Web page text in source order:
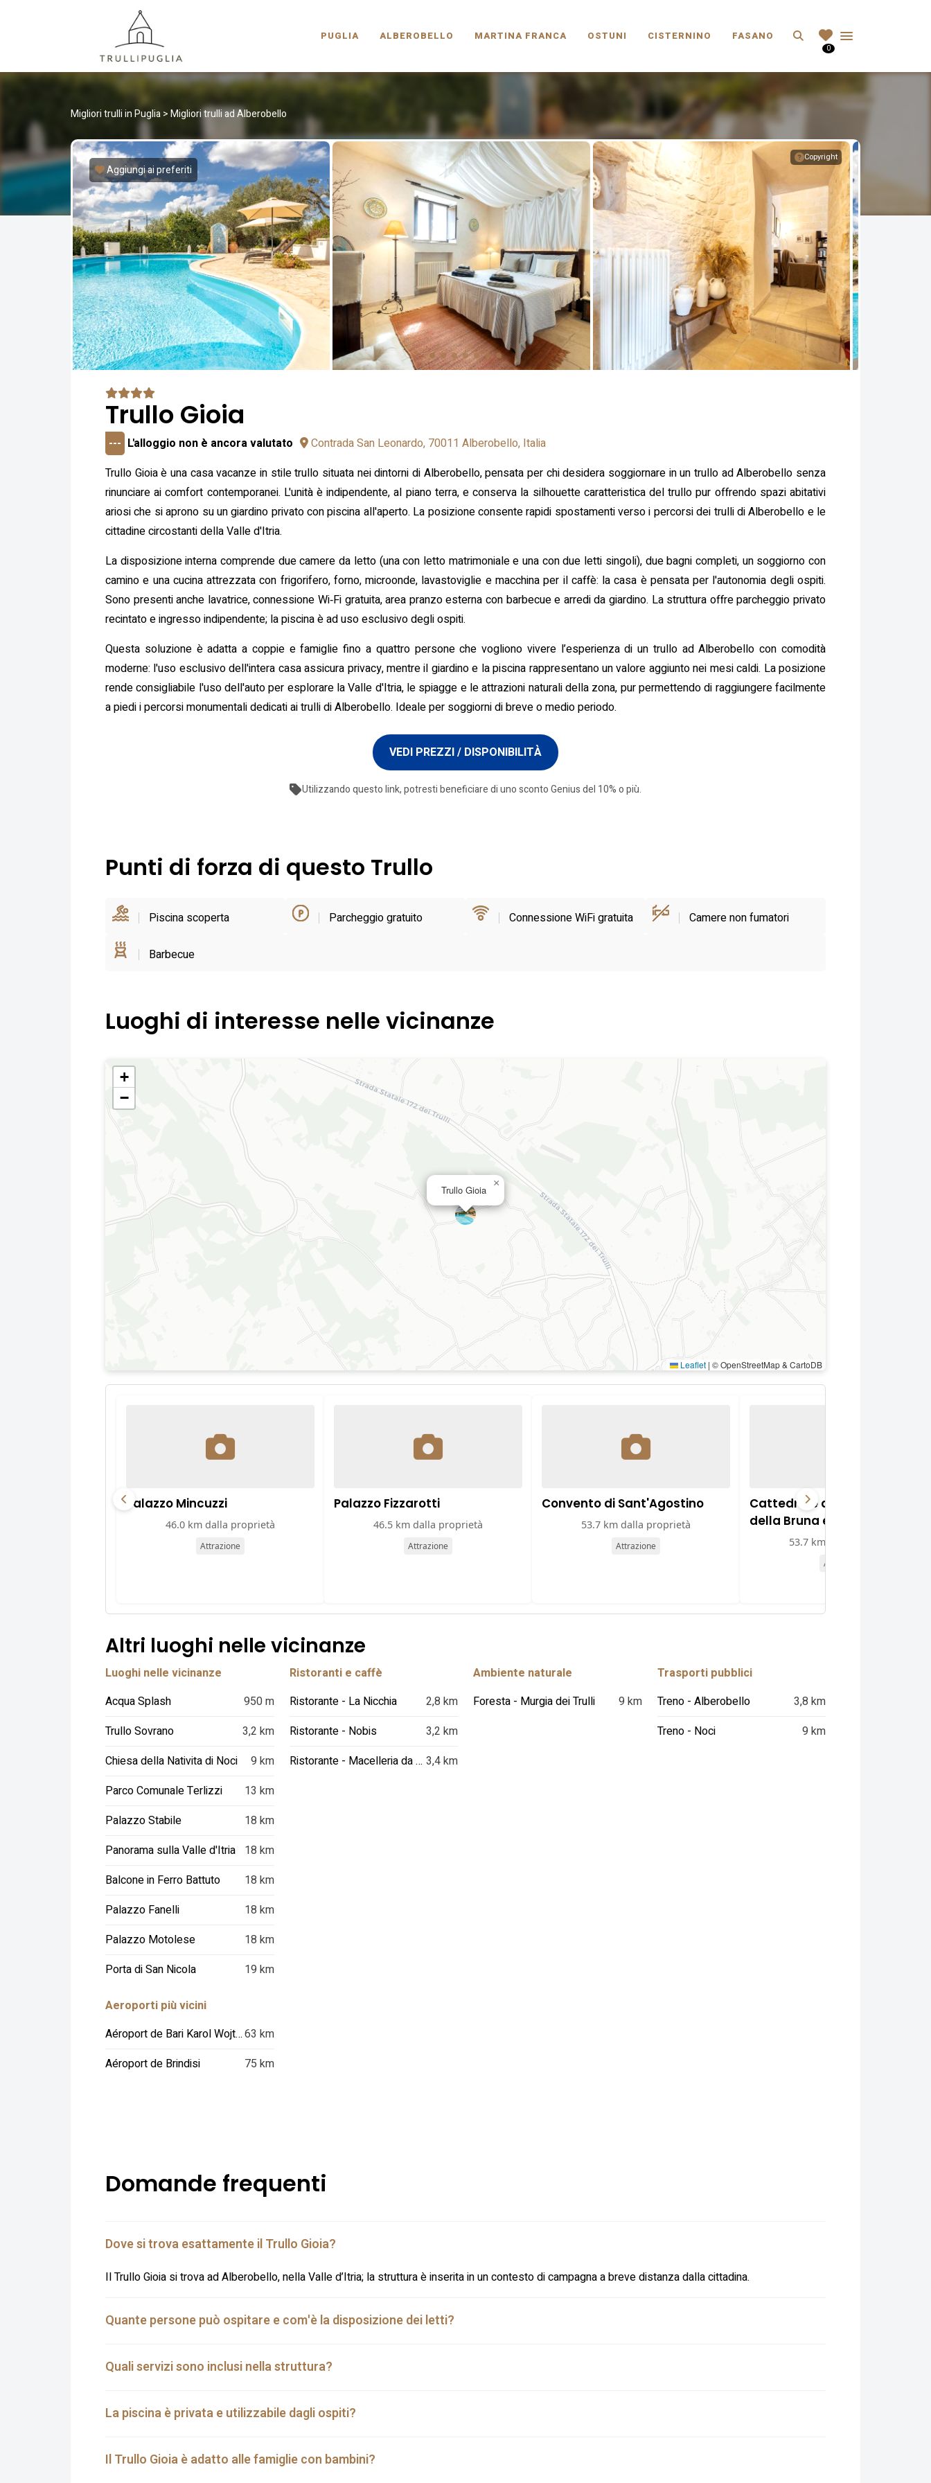
PUGLIA ALBEROBELLO MARTINA FRANCA OSTUNI CISTERNINO FASANO Search
0
Migliori trulli in Puglia>Migliori trulli ad Alberobello
Copyright
Aggiungi ai preferiti
Trullo Gioia
--- L'alloggio non è ancora valutato
Contrada San Leonardo, 70011 Alberobello, Italia
Trullo Gioia è una casa vacanze in stile trullo situata nei dintorni di Alberobello, pensata per chi desidera soggiornare in un trullo ad Alberobello senza
rinunciare ai comfort contemporanei. L'unità è indipendente, al piano terra, e conserva la silhouette caratteristica del trullo pur offrendo spazi abitativi
ariosi che si aprono su un giardino privato con piscina all'aperto. La posizione consente rapidi spostamenti verso i percorsi dei trulli di Alberobello e le
cittadine circostanti della Valle d'Itria.
La disposizione interna comprende due camere da letto (una con letto matrimoniale e una con due letti singoli), due bagni completi, un soggiorno con
camino e una cucina attrezzata con frigorifero, forno, microonde, lavastoviglie e macchina per il caffè: la casa è pensata per l'autonomia degli ospiti.
Sono presenti anche lavatrice, connessione Wi‑Fi gratuita, area pranzo esterna con barbecue e arredi da giardino. La struttura offre parcheggio privato
recintato e ingresso indipendente; la piscina è ad uso esclusivo degli ospiti.
Questa soluzione è adatta a coppie e famiglie fino a quattro persone che vogliono vivere l’esperienza di un trullo ad Alberobello con comodità
moderne: l'uso esclusivo dell'intera casa assicura privacy, mentre il giardino e la piscina rappresentano un valore aggiunto nei mesi caldi. La posizione
rende consigliabile l'uso dell'auto per esplorare la Valle d'Itria, le spiagge e le attrazioni naturali della zona, pur permettendo di raggiungere facilmente
a piedi i percorsi monumentali dedicati ai trulli di Alberobello. Ideale per soggiorni di breve o medio periodo.
VEDI PREZZI / DISPONIBILITÀ
Utilizzando questo link, potresti beneficiare di uno sconto Genius del 10% o più.
Punti di forza di questo Trullo
Piscina scoperta Parcheggio gratuito Connessione WiFi gratuita Camere non fumatori
Barbecue
Luoghi di interesse nelle vicinanze
Trullo Gioia
×
+
−
Leaflet | © OpenStreetMap & CartoDB
Palazzo Mincuzzi
46.0 km dalla proprietà
Attrazione
Palazzo Fizzarotti
46.5 km dalla proprietà
Attrazione
Convento di Sant'Agostino
53.7 km dalla proprietà
Attrazione
Cattedrale della Madonna
della Bruna e di
53.7 km dalla proprietà
Attrazione
Altri luoghi nelle vicinanze
Luoghi nelle vicinanze
Acqua Splash
950 m
Trullo Sovrano
3,2 km
Chiesa della Nativita di Noci
9 km
Parco Comunale Terlizzi
13 km
Palazzo Stabile
18 km
Panorama sulla Valle d'Itria 18 km
Balcone in Ferro Battuto
18 km
Palazzo Fanelli
18 km
Palazzo Motolese
18 km
Porta di San Nicola
19 km
Ristoranti e caffè
Ristorante - La Nicchia
2,8 km
Ristorante - Nobis
3,2 km
Ristorante - Macelleria da Zio Peppe 3,4 km
Ambiente naturale
Foresta - Murgia dei Trulli
9 km
Trasporti pubblici
Treno - Alberobello
3,8 km
Treno - Noci
9 km
Aeroporti più vicini
Aéroport de Bari Karol Wojtyla63 km
Aéroport de Brindisi
75 km
Domande frequenti
Dove si trova esattamente il Trullo Gioia?
Il Trullo Gioia si trova ad Alberobello, nella Valle d’Itria; la struttura è inserita in un contesto di campagna a breve distanza dalla cittadina.
Quante persone può ospitare e com'è la disposizione dei letti?
Quali servizi sono inclusi nella struttura?
La piscina è privata e utilizzabile dagli ospiti?
Il Trullo Gioia è adatto alle famiglie con bambini?